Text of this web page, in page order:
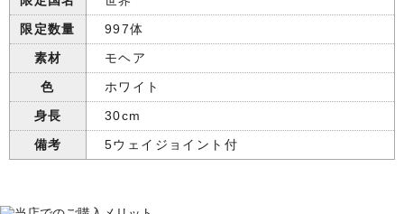
限定数量
997体
素材
モヘア
色
ホワイト
身長
30cm
備考
5ウェイジョイント付